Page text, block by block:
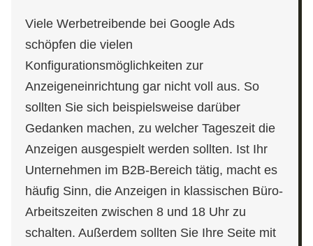
Viele Werbetreibende bei Google Ads
schöpfen die vielen
Konfigurationsmöglichkeiten zur
Anzeigeneinrichtung gar nicht voll aus. So
sollten Sie sich beispielsweise darüber
Gedanken machen, zu welcher Tageszeit die
Anzeigen ausgespielt werden sollten. Ist Ihr
Unternehmen im B2B-Bereich tätig, macht es
häufig Sinn, die Anzeigen in klassischen Büro-
Arbeitszeiten zwischen 8 und 18 Uhr zu
schalten. Außerdem sollten Sie Ihre Seite mit